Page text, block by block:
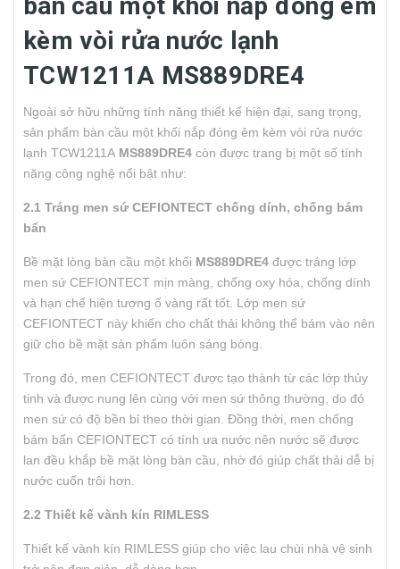
kèm vòi rửa nước lạnh
TCW1211A MS889DRE4
Ngoài sở hữu những tính năng thiết kế hiện đại, sang trọng,
sản phẩm bàn cầu một khối nắp đóng êm kèm vòi rửa nước
lạnh TCW1211A MS889DRE4 còn được trang bị một số tính
năng công nghệ nổi bật như:
2.1 Tráng men sứ CEFIONTECT chống dính, chống bám
bẩn
Bề mặt lòng bàn cầu một khối MS889DRE4 được tráng lớp
men sứ CEFIONTECT mịn màng, chống oxy hóa, chống dính
và hạn chế hiện tượng ố vàng rất tốt. Lớp men sứ
CEFIONTECT này khiến cho chất thải không thể bám vào nên
giữ cho bề mặt sản phẩm luôn sáng bóng.
Trong đó, men CEFIONTECT được tạo thành từ các lớp thủy
tinh và được nung lên cùng với men sứ thông thường, do đó
men sứ có độ bền bỉ theo thời gian. Đồng thời, men chống
bám bẩn CEFIONTECT có tính ưa nước nên nước sẽ được
lan đều khắp bề mặt lòng bàn cầu, nhờ đó giúp chất thải dễ bị
nước cuốn trôi hơn.
2.2 Thiết kế vành kín RIMLESS
Thiết kế vành kín RIMLESS giúp cho việc lau chùi nhà vệ sinh